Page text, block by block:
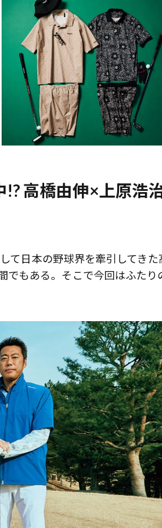
!? 高橋由伸×上原浩
て日本の野球界を牽引してきた
でもある。そこで今回はふたり